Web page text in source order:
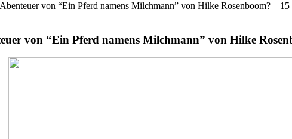
von “Ein Pferd namens Milchmann” von Hilke Rosenboom? – 15
von “Ein Pferd namens Milchmann” von Hilke